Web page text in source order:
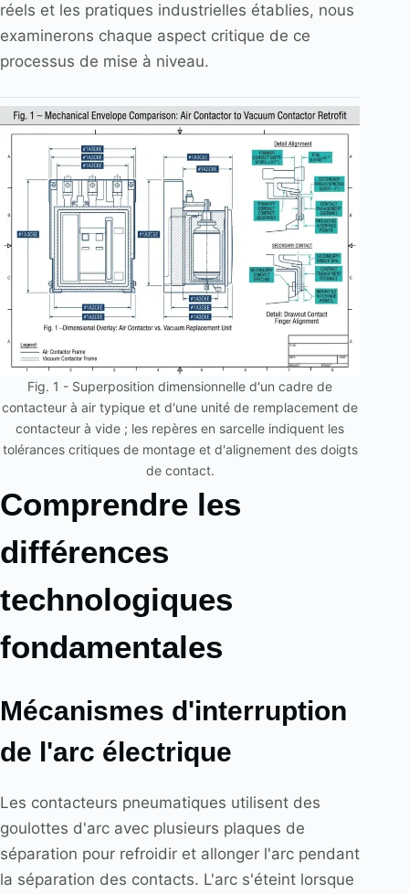
réels et les pratiques industrielles établies, nous
examinerons chaque aspect critique de ce
processus de mise à niveau.
Fig. 1 - Superposition dimensionnelle d'un cadre de
contacteur à air typique et d'une unité de remplacement de
contacteur à vide ; les repères en sarcelle indiquent les
tolérances critiques de montage et d'alignement des doigts
de contact.
Comprendre les
différences
technologiques
fondamentales
Mécanismes d'interruption
de l'arc électrique
Les contacteurs pneumatiques utilisent des
goulottes d'arc avec plusieurs plaques de
séparation pour refroidir et allonger l'arc pendant
la séparation des contacts. L'arc s'éteint lorsque